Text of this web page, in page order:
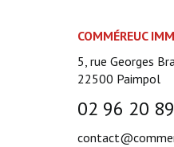
COMMÉREUC
5, rue Georges
22500 Paimpol
02 96 20